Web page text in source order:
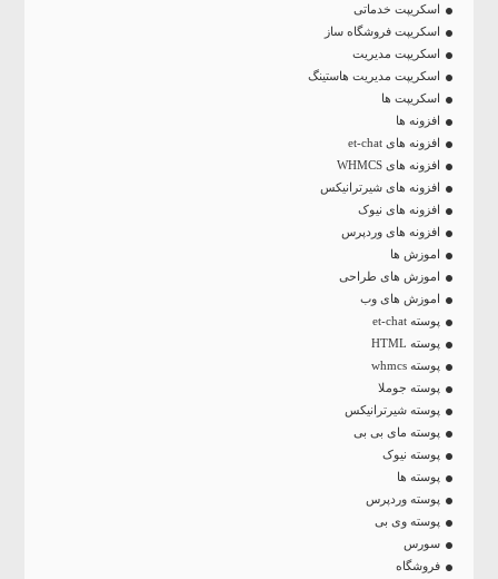
اسکریپت خدماتی
اسکریپت فروشگاه ساز
اسکریپت مدیریت
اسکریپت مدیریت هاستینگ
اسکریپت ها
افزونه ها
افزونه های et-chat
افزونه های WHMCS
افزونه های شیرترانیکس
افزونه های نیوک
افزونه های وردپرس
اموزش ها
اموزش های طراحی
اموزش های وب
پوسته et-chat
پوسته HTML
پوسته whmcs
پوسته جوملا
پوسته شیرترانیکس
پوسته مای بی بی
پوسته نیوک
پوسته ها
پوسته وردپرس
پوسته وی بی
سورس
فروشگاه